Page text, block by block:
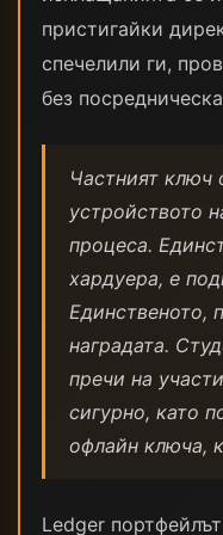
пристигайки
спечелили ги,
без
Частният ключ
устройството
процеса.
хардуера, е
Единственото,
наградата.
пречи на
сигурно, като
офлайн ключа,
Ledger